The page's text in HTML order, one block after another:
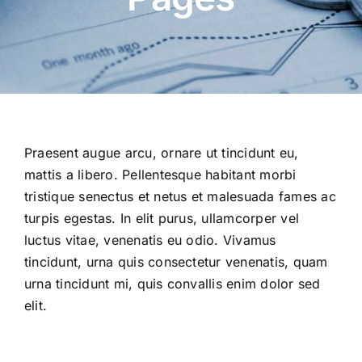
Praesent augue arcu, ornare ut tincidunt eu,
mattis a libero. Pellentesque habitant morbi
tristique senectus et netus et malesuada fames ac
turpis egestas. In elit purus, ullamcorper vel
luctus vitae, venenatis eu odio. Vivamus
tincidunt, urna quis consectetur venenatis, quam
urna tincidunt mi, quis convallis enim dolor sed
elit.